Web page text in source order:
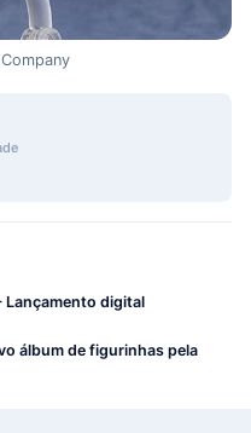
digital
álbum de figurinhas pela